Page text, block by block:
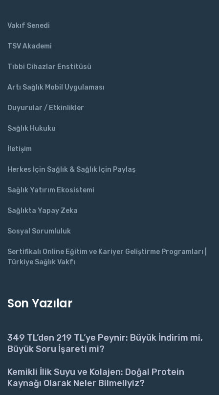
Vakıf Senedi
TSV Akademi
Tıbbi Cihazlar Enstitüsü
Artı Sağlık Mobil Uygulaması
Duyurular / Etkinlikler
Sağlık Hukuku
İletişim
Herkes İçin Sağlık & Sağlık İçin Paylaş
Sağlık Yatırım Ekosistemi
Sağlıkta Yapay Zeka
Sosyal Sorumluluk
Sertifikalı Online Eğitim ve Kariyer Geliştirme Programları |
Türkiye Sağlık Vakfı
Son Yazılar
349 TL’den 219 TL’ye Peynir: Büyük İndirim mi,
Büyük Soru İşareti mi?
Kemikli İlik Suyu ve Kolajen: Doğal Protein
Kaynağı Olarak Neler Bilmeliyiz?